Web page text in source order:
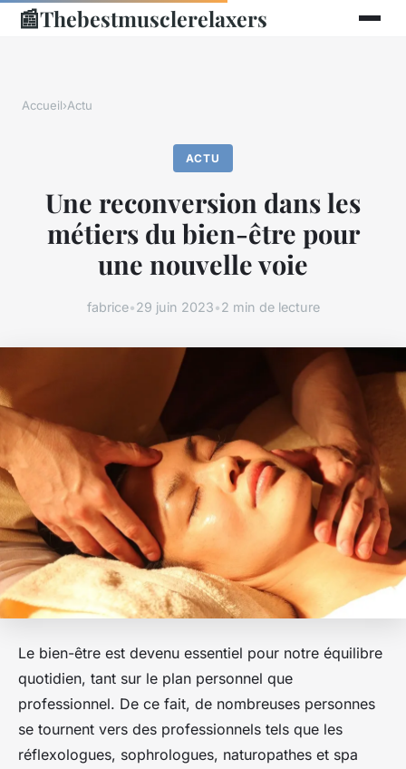
📰Thebestmusclerelaxers
Accueil›Actu
ACTU
Une reconversion dans les
métiers du bien-être pour
une nouvelle voie
fabrice•29 juin 2023•2 min de lecture
Le bien-être est devenu essentiel pour notre équilibre
quotidien, tant sur le plan personnel que
professionnel. De ce fait, de nombreuses personnes
se tournent vers des professionnels tels que les
réflexologues, sophrologues, naturopathes et spa